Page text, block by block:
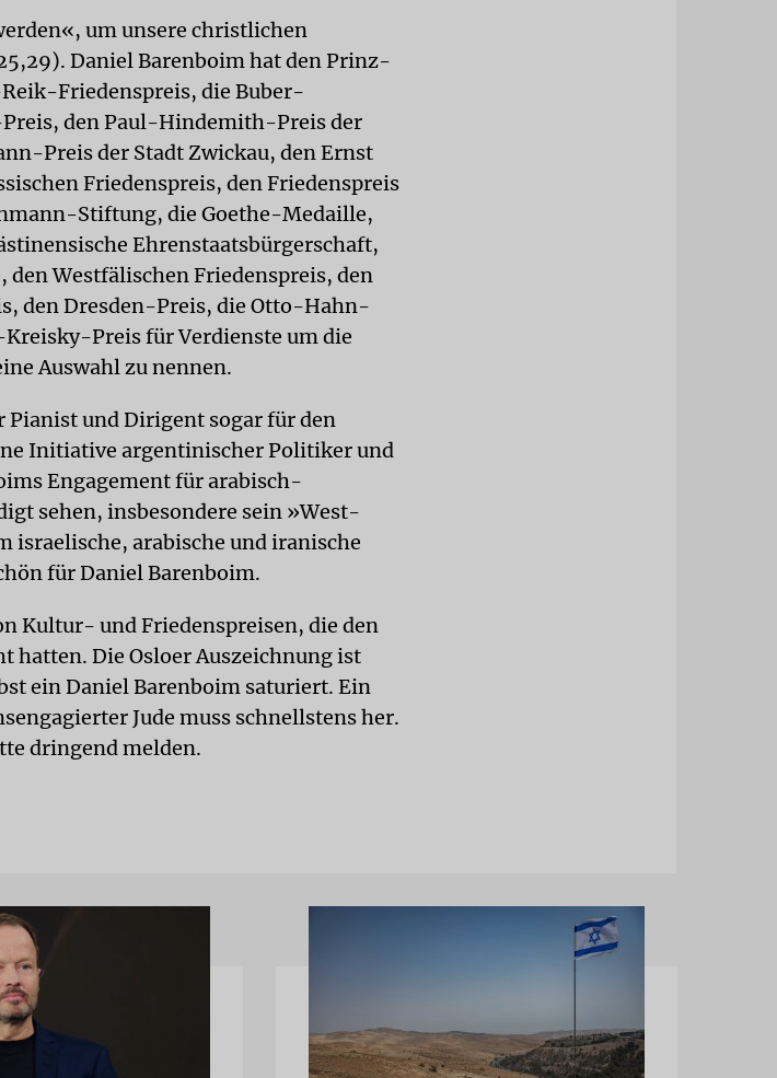
um unsere christlichen
Daniel Barenboim hat den Prinz-
Friedenspreis, die Buber-
den Paul-Hindemith-Preis der
Preis der Stadt Zwickau, den Ernst
Friedenspreis, den Friedenspreis
Stiftung, die Goethe-Medaille,
Ehrenstaatsbürgerschaft,
Westfälischen Friedenspreis, den
den Dresden-Preis, die Otto-Hahn-
Preis für Verdienste um die
Auswahl zu nennen.
Pianist und Dirigent sogar für den
Initiative argentinischer Politiker und
Engagement für arabisch-
sehen, insbesondere sein »West-
israelische, arabische und iranische
für Daniel Barenboim.
Kultur- und Friedenspreisen, die den
hatten. Die Osloer Auszeichnung ist
ein Daniel Barenboim saturiert. Ein
Jude muss schnellstens her.
dringend melden.